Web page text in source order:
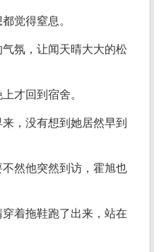
觉得窒息。
氛，让闻天晴大大的松
才回到宿舍。
，没有想到她居然早到
然他突然到访，霍旭也
着拖鞋跑了出来，站在